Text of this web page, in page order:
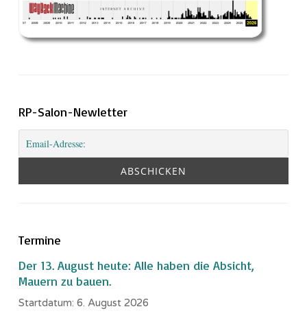
RP-Salon-Newletter
Termine
Der 13. August heute: Alle haben die Absicht,
Mauern zu bauen.
Startdatum: 6. August 2026